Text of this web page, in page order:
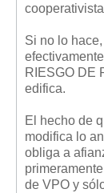
Si no lo
RIESGO DE
edifica.
El hecho de
modifica lo
obliga a
de VPO y